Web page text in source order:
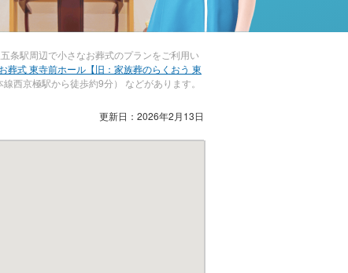
条駅周辺で小さなお葬式のプランをご利用い
葬式 東寺前ホール【旧：家族葬のらくおう 東
線西京極駅から徒歩約9分） などがあります。
更新日：2026年2月13日